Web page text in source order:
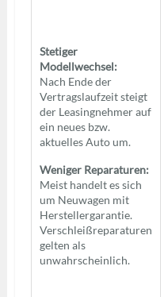
Stetiger
Modellwechsel:
Nach Ende der
Vertragslaufzeit steigt
der Leasingnehmer auf
ein neues bzw.
aktuelles Auto um.
Weniger Reparaturen:
Meist handelt es sich
um Neuwagen mit
Herstellergarantie.
Verschleißreparaturen
gelten als
unwahrscheinlich.